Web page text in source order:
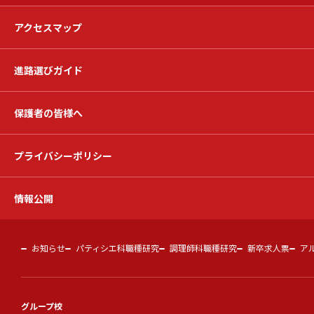
アクセスマップ
進路選びガイド
保護者の皆様へ
プライバシーポリシー
情報公開
お知らせ パティシエ科職種研究 調理師科職種研究 新卒求人票 ア
グループ校